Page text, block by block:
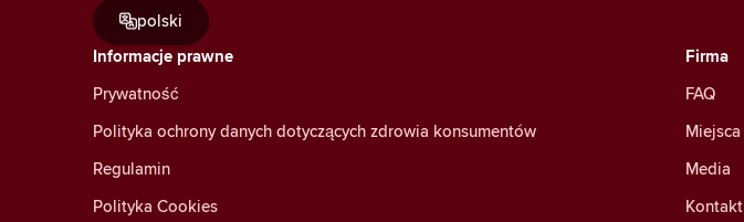
polski
Informacje prawne
Prywatność
Polityka ochrony danych dotyczących zdrowia konsumentów
Regulamin
Polityka Cookies
Firma
FAQ
Miejsca
Media
Kontakt